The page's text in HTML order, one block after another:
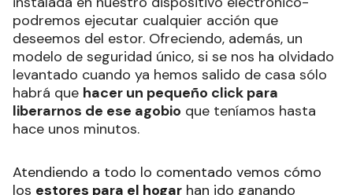
podremos ejecutar cualquier acción que
deseemos del estor. Ofreciendo, además, un
modelo de seguridad único, si se nos ha olvidado
levantado cuando ya hemos salido de casa sólo
habrá que hacer un pequeño click para
liberarnos de ese agobio que teníamos hasta
hace unos minutos.
Atendiendo a todo lo comentado vemos cómo
los estores para el hogar han ido ganando